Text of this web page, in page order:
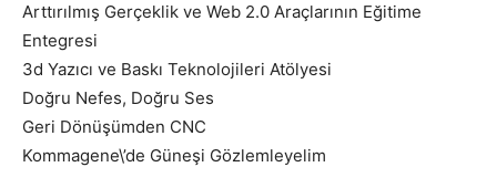
Arttırılmış Gerçeklik ve Web 2.0 Araçlarının Eğitime
Entegresi
3d Yazıcı ve Baskı Teknolojileri Atölyesi
Doğru Nefes, Doğru Ses
Geri Dönüşümden CNC
Kommagene\’de Güneşi Gözlemleyelim